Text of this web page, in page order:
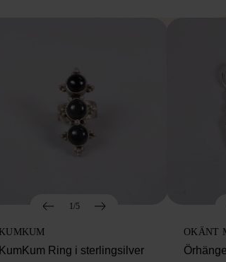
1/5
KUMKUM
KumKum Ring i sterlingsilver
OKÄNT